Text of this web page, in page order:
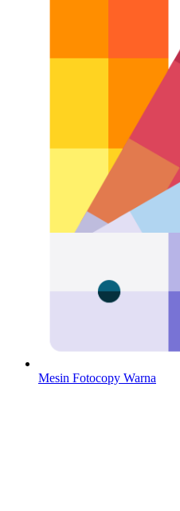
Mesin Fotocopy Warna